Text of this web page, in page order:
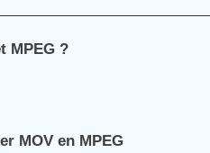
MPEG ?
MOV en MPEG